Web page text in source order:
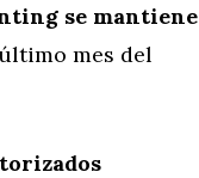
se mantiene
mes del